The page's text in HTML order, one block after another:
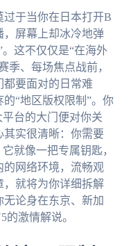
于当你在日本打开B
，屏幕上却冰冷地弹
这不仅仅是“在海外
季、每场焦点战前，
都要面对的日常难
“地区版权限制”。你
台的大门便对你关
实很清晰：你需要
就像一把专属钥匙，
网络环境，流畅观
就将为你详细拆解
论身在东京、新加
激情解说。